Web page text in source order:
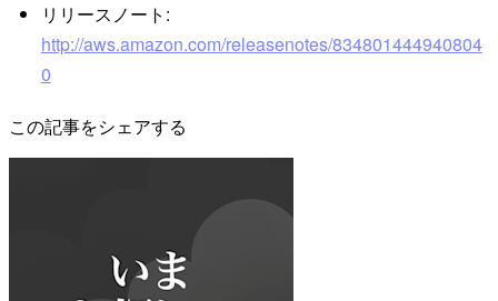
リリースノート:
http://aws.amazon.com/releasenotes/834801444940804
0
この記事をシェアする